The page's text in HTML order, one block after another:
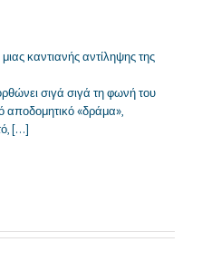
καντιανής αντίληψης της
σιγά σιγά τη φωνή του
αποδομητικό «δράμα»,
[…]